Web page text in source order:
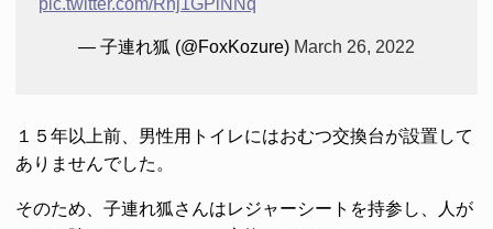
pic.twitter.com/Rnj1GPlNNq
— 子連れ狐 (@FoxKozure) March 26, 2022
１５年以上前、男性用トイレにはおむつ交換台が設置して
ありませんでした。
そのため、子連れ狐さんはレジャーシートを持参し、人が